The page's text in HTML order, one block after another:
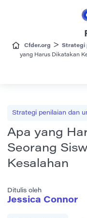
Cfder.org > Strategi
yang Harus Dikatakan
Strategi penilaian dan
Apa yang
Seorang
Kesalahan
Ditulis oleh
Jessica Connor